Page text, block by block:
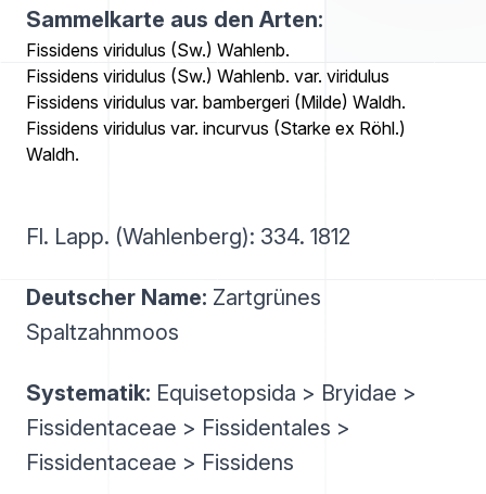
Sammelkarte aus den Arten:
Fissidens viridulus (Sw.) Wahlenb.
Fissidens viridulus (Sw.) Wahlenb. var. viridulus
Fissidens viridulus var. bambergeri (Milde) Waldh.
Fissidens viridulus var. incurvus (Starke ex Röhl.)
Waldh.
Fl. Lapp. (Wahlenberg): 334. 1812
Deutscher Name: Zartgrünes
Spaltzahnmoos
Systematik: Equisetopsida > Bryidae >
Fissidentaceae > Fissidentales >
Fissidentaceae > Fissidens